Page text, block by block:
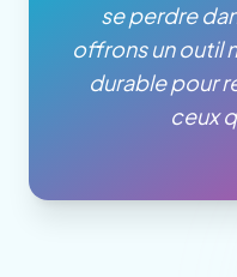
se perdre
offrons un outil
durable pour
ceux